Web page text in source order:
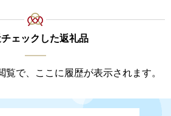
ェックした返礼品
で、ここに履歴が表示されます。